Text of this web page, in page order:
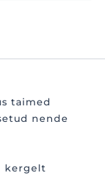
taimed
nende
kergelt